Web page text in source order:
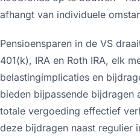
afhangt van individuele
Pensioensparen in de VS
401(k), IRA en Roth IRA, elk
belastingimplicaties en
bieden bijpassende bijdragen
totale vergoeding effectief
deze bijdragen naast regulier